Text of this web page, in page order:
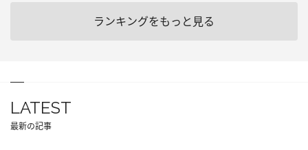
ランキングをもっと見る
LATEST
最新の記事